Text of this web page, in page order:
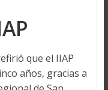
que el IIAP
años, gracias a